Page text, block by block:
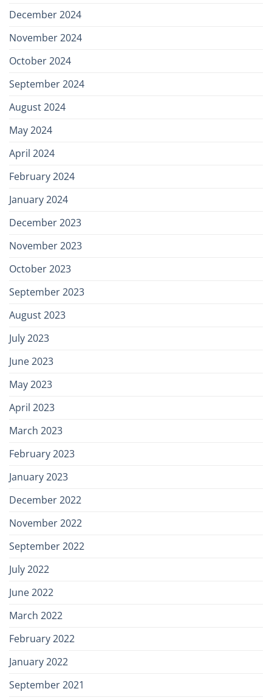
December 2024
November 2024
October 2024
September 2024
August 2024
May 2024
April 2024
February 2024
January 2024
December 2023
November 2023
October 2023
September 2023
August 2023
July 2023
June 2023
May 2023
April 2023
March 2023
February 2023
January 2023
December 2022
November 2022
September 2022
July 2022
June 2022
March 2022
February 2022
January 2022
September 2021